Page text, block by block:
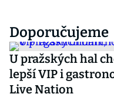
Doporučujeme
U pražských hal
lepší VIP i
Live Nation